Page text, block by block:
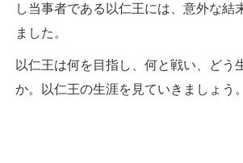
し当事者である以仁王には、意外な結
ました。
以仁王は何を目指し、何と戦い、どう
か。以仁王の生涯を見ていきましょう。